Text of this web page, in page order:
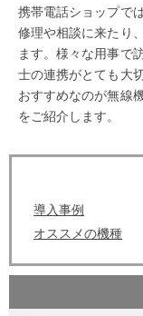
携帯電話ショップで
修理や相談に来たり
ます。様々な用事で
士の連携がとても大
おすすめなのが無線
をご紹介します。
導入事例
オススメの機種